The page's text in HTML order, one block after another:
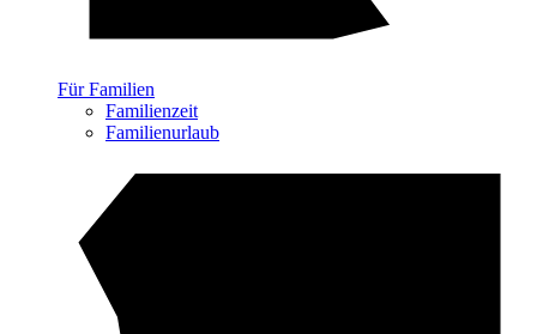
Für Familien
Familienzeit
Familienurlaub